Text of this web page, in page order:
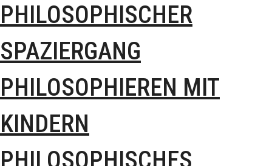
PHILOSOPHISCHER
SPAZIERGANG
PHILOSOPHIEREN MIT
KINDERN
PHILOSOPHISCHES